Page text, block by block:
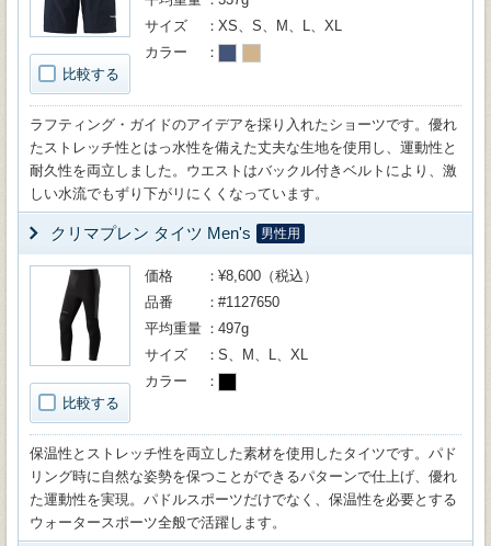
比較する
サイズ
XS、S、M、L、XL
カラー
ラフティング・ガイドのアイデアを採り入れたショーツです。優れ
たストレッチ性とはっ水性を備えた丈夫な生地を使用し、運動性と
耐久性を両立しました。ウエストはバックル付きベルトにより、激
しい水流でもずり下がリにくくなっています。
クリマプレン タイツ Men's 男性用
比較する
価格
¥8,600（税込）
品番
#1127650
平均重量
497g
サイズ
S、M、L、XL
カラー
保温性とストレッチ性を両立した素材を使用したタイツです。パド
リング時に自然な姿勢を保つことができるパターンで仕上げ、優れ
た運動性を実現。パドルスポーツだけでなく、保温性を必要とする
ウォータースポーツ全般で活躍します。